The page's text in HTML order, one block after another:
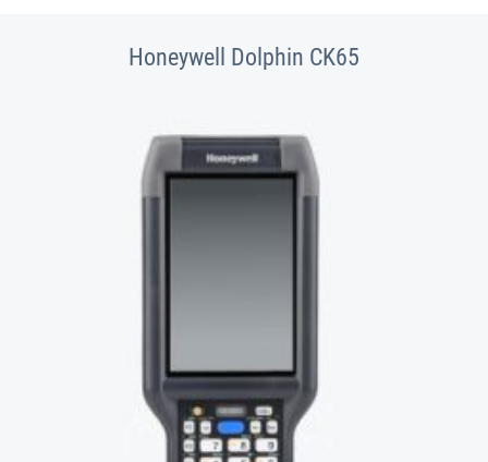
Honeywell Dolphin CK65